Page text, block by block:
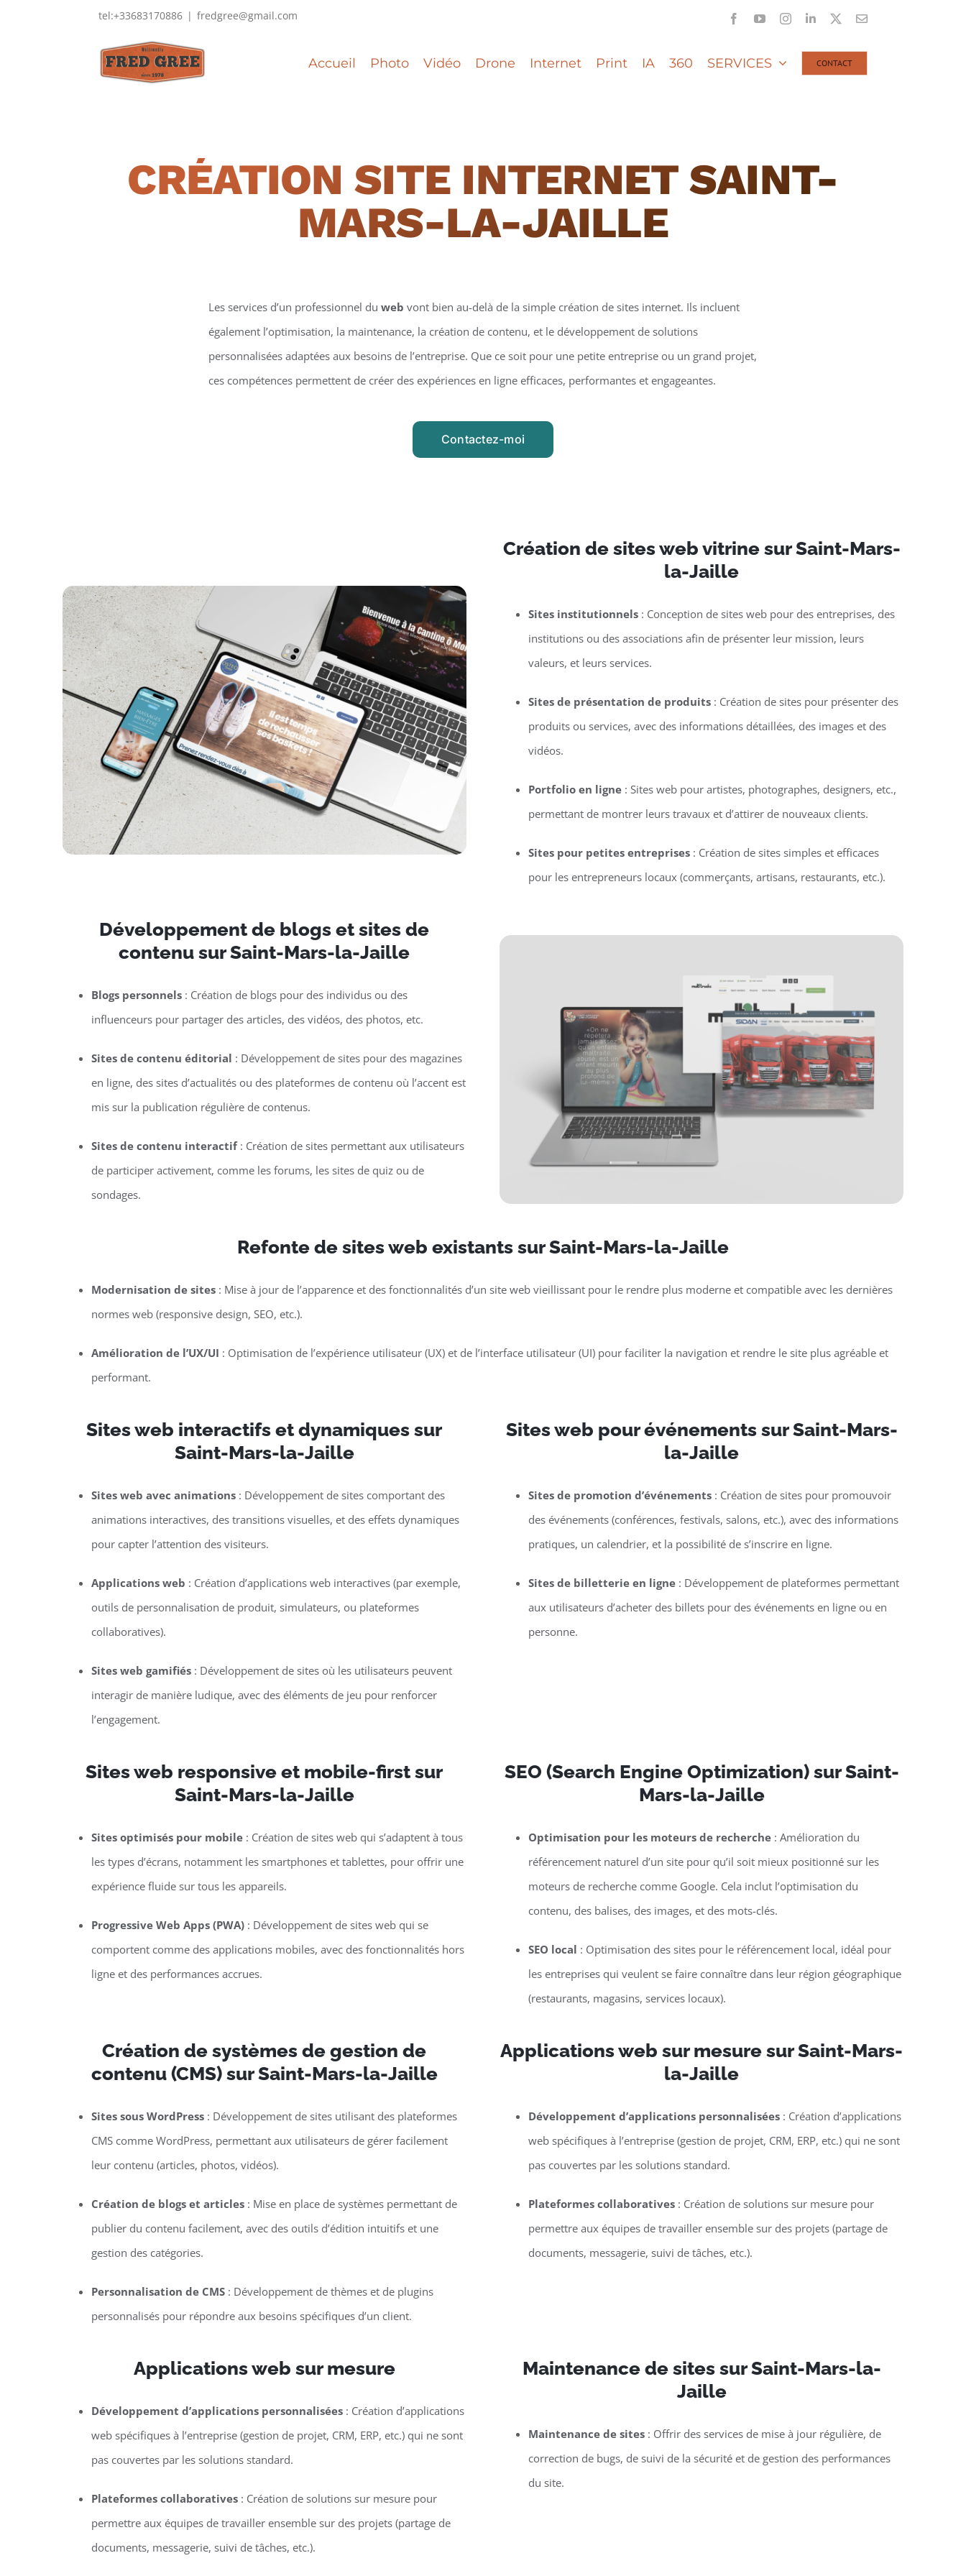
tel:+33683170886 | fredgree@gmail.com FacebookYouTubeInstagramLinkedIn Email
Accueil Photo Vidéo Drone Internet Print IA 360 SERVICES CONTACT
CRÉATION SITE INTERNET SAINT-
MARS-LA-JAILLE
Les services d’un professionnel du web vont bien au-delà de la simple création de sites internet. Ils incluent
également l’optimisation, la maintenance, la création de contenu, et le développement de solutions
personnalisées adaptées aux besoins de l’entreprise. Que ce soit pour une petite entreprise ou un grand projet,
ces compétences permettent de créer des expériences en ligne efficaces, performantes et engageantes.
Contactez-moi
Création de sites web vitrine sur Saint-Mars-
la-Jaille
Sites institutionnels : Conception de sites web pour des entreprises, des
institutions ou des associations afin de présenter leur mission, leurs
valeurs, et leurs services.
Sites de présentation de produits : Création de sites pour présenter des
produits ou services, avec des informations détaillées, des images et des
vidéos.
Portfolio en ligne : Sites web pour artistes, photographes, designers, etc.,
permettant de montrer leurs travaux et d’attirer de nouveaux clients.
Sites pour petites entreprises : Création de sites simples et efficaces
pour les entrepreneurs locaux (commerçants, artisans, restaurants, etc.).
Développement de blogs et sites de
contenu sur Saint-Mars-la-Jaille
Blogs personnels: Création de blogs pour des individus ou des
influenceurs pour partager des articles, des vidéos, des photos, etc.
Sites de contenu éditorial : Développement de sites pour des magazines
en ligne, des sites d’actualités ou des plateformes de contenu où l’accent est
mis sur la publication régulière de contenus.
Sites de contenu interactif: Création de sites permettant aux utilisateurs
de participer activement, comme les forums, les sites de quiz ou de
sondages.
Refonte de sites web existants sur Saint-Mars-la-Jaille
Modernisation de sites: Mise à jour de l’apparence et des fonctionnalités d’un site web vieillissant pour le rendre plus moderne et compatible avec les dernières
normes web (responsive design, SEO, etc.).
Amélioration de l’UX/UI : Optimisation de l’expérience utilisateur (UX) et de l’interface utilisateur (UI) pour faciliter la navigation et rendre le site plus agréable et
performant.
Sites web interactifs et dynamiques sur
Saint-Mars-la-Jaille
Sites web avec animations: Développement de sites comportant des
animations interactives, des transitions visuelles, et des effets dynamiques
pour capter l’attention des visiteurs.
Applications web : Création d’applications web interactives (par exemple,
outils de personnalisation de produit, simulateurs, ou plateformes
collaboratives).
Sites web gamifiés: Développement de sites où les utilisateurs peuvent
interagir de manière ludique, avec des éléments de jeu pour renforcer
l’engagement.
Sites web pour événements sur Saint-Mars-
la-Jaille
Sites de promotion d’événements : Création de sites pour promouvoir
des événements (conférences, festivals, salons, etc.), avec des informations
pratiques, un calendrier, et la possibilité de s’inscrire en ligne.
Sites de billetterie en ligne : Développement de plateformes permettant
aux utilisateurs d’acheter des billets pour des événements en ligne ou en
personne.
Sites web responsive et mobile-first sur
Saint-Mars-la-Jaille
Sites optimisés pour mobile: Création de sites web qui s’adaptent à tous
les types d’écrans, notamment les smartphones et tablettes, pour offrir une
expérience fluide sur tous les appareils.
Progressive Web Apps (PWA): Développement de sites web qui se
comportent comme des applications mobiles, avec des fonctionnalités hors
ligne et des performances accrues.
SEO (Search Engine Optimization) sur Saint-
Mars-la-Jaille
Optimisation pour les moteurs de recherche : Amélioration du
référencement naturel d’un site pour qu’il soit mieux positionné sur les
moteurs de recherche comme Google. Cela inclut l’optimisation du
contenu, des balises, des images, et des mots-clés.
SEO local : Optimisation des sites pour le référencement local, idéal pour
les entreprises qui veulent se faire connaître dans leur région géographique
(restaurants, magasins, services locaux).
Création de systèmes de gestion de
contenu (CMS) sur Saint-Mars-la-Jaille
Sites sous WordPress: Développement de sites utilisant des plateformes
CMS comme WordPress, permettant aux utilisateurs de gérer facilement
leur contenu (articles, photos, vidéos).
Création de blogs et articles: Mise en place de systèmes permettant de
publier du contenu facilement, avec des outils d’édition intuitifs et une
gestion des catégories.
Personnalisation de CMS: Développement de thèmes et de plugins
personnalisés pour répondre aux besoins spécifiques d’un client.
Applications web sur mesure sur Saint-Mars-
la-Jaille
Développement d’applications personnalisées : Création d’applications
web spécifiques à l’entreprise (gestion de projet, CRM, ERP, etc.) qui ne sont
pas couvertes par les solutions standard.
Plateformes collaboratives : Création de solutions sur mesure pour
permettre aux équipes de travailler ensemble sur des projets (partage de
documents, messagerie, suivi de tâches, etc.).
Applications web sur mesure
Développement d’applications personnalisées: Création d’applications
web spécifiques à l’entreprise (gestion de projet, CRM, ERP, etc.) qui ne sont
pas couvertes par les solutions standard.
Plateformes collaboratives: Création de solutions sur mesure pour
permettre aux équipes de travailler ensemble sur des projets (partage de
documents, messagerie, suivi de tâches, etc.).
Maintenance de sites sur Saint-Mars-la-
Jaille
Maintenance de sites : Offrir des services de mise à jour régulière, de
correction de bugs, de suivi de la sécurité et de gestion des performances
du site.